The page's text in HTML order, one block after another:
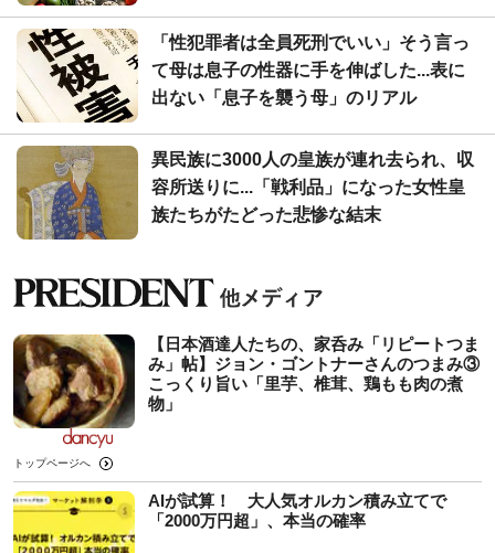
「性犯罪者は全員死刑でいい」そう言っ
て母は息子の性器に手を伸ばした...表に
出ない「息子を襲う母」のリアル
異民族に3000人の皇族が連れ去られ、収
容所送りに...「戦利品」になった女性皇
族たちがたどった悲惨な結末
【日本酒達人たちの、家呑み「リピートつま
み」帖】ジョン・ゴントナーさんのつまみ③
こっくり旨い「里芋、椎茸、鶏もも肉の煮
物」
トップページへ
AIが試算！ 大人気オルカン積み立てで
「2000万円超」、本当の確率